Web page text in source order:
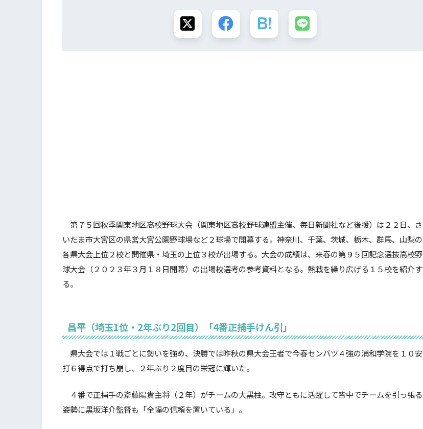
第７５回秋季関東地区高校野球大会（関東地区高校野球連盟主催、毎日新聞社など後援）は２２日、さ
いたま市大宮区の県営大宮公園野球場など２球場で開幕する。神奈川、千葉、茨城、栃木、群馬、山梨の
各県大会上位２校と開催県・埼玉の上位３校が出場する。大会の成績は、来春の第９５回記念選抜高校野
球大会（２０２３年３月１８日開幕）の出場校選考の参考資料となる。熱戦を繰り広げる１５校を紹介す
る。
昌平（埼玉1位・2年ぶり2回目）「4番正捕手けん引」
県大会では１戦ごとに勢いを強め、決勝では昨秋の県大会王者で今春センバツ４強の浦和学院を１０安
打６得点で打ち崩し、２年ぶり２度目の栄冠に輝いた。
４番で正捕手の斎藤陽貴主将（２年）がチームの大黒柱。攻守ともに活躍して背中でチームを引っ張る
姿勢に黒坂洋介監督も「全幅の信頼を置いている」。